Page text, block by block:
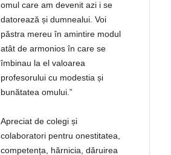
omul care am devenit azi i se
datorează și dumnealui. Voi
păstra mereu în amintire modul
atât de armonios în care se
îmbinau la el valoarea
profesorului cu modestia și
bunătatea omului.”
Apreciat de colegi și
colaboratori pentru onestitatea,
competența, hărnicia, dăruirea